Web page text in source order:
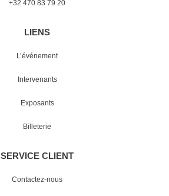
+32 470 83 79 20
LIENS
L’événement
Intervenants
Exposants
Billeterie
SERVICE CLIENT
Contactez-nous